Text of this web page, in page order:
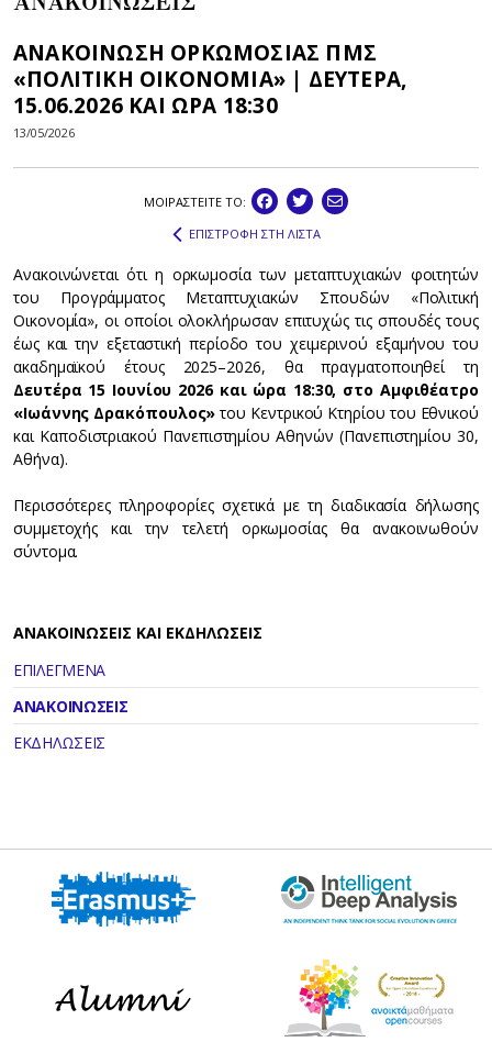
ΑΝΑΚΟΙΝΩΣΗ ΟΡΚΩΜΟΣΙΑΣ ΠΜΣ
«ΠΟΛΙΤΙΚΗ ΟΙΚΟΝΟΜΙΑ» | ΔΕΥΤΕΡΑ,
15.06.2026 ΚΑΙ ΩΡΑ 18:30
13/05/2026
ΜΟΙΡΑΣΤEIΤΕ ΤΟ:
ΕΠΙΣΤΡΟΦΗ ΣΤΗ ΛΙΣΤΑ
Ανακοινώνεται ότι η ορκωμοσία των μεταπτυχιακών φοιτητών
του Προγράμματος Μεταπτυχιακών Σπουδών «Πολιτική
Οικονομία», οι οποίοι ολοκλήρωσαν επιτυχώς τις σπουδές τους
έως και την εξεταστική περίοδο του χειμερινού εξαμήνου του
ακαδημαϊκού έτους 2025–2026, θα πραγματοποιηθεί τη
Δευτέρα 15 Ιουνίου 2026 και ώρα 18:30, στο Αμφιθέατρο
«Ιωάννης Δρακόπουλος»του Κεντρικού Κτηρίου του Εθνικού
και Καποδιστριακού Πανεπιστημίου Αθηνών (Πανεπιστημίου 30,
Αθήνα).
Περισσότερες πληροφορίες σχετικά με τη διαδικασία δήλωσης
συμμετοχής και την τελετή ορκωμοσίας θα ανακοινωθούν
σύντομα.
ΑΝΑΚΟΙΝΩΣΕΙΣ ΚΑΙ ΕΚΔΗΛΩΣΕΙΣ
ΕΠΙΛΕΓΜΕΝΑ
ΑΝΑΚΟΙΝΩΣΕΙΣ
ΕΚΔΗΛΩΣΕΙΣ